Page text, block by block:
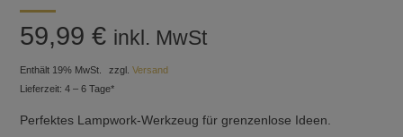
59,99€ inkl. MwSt
Enthält 19% MwSt. zzgl.Versand
Lieferzeit: 4 – 6 Tage*
Perfektes Lampwork-Werkzeug für grenzenlose Ideen.